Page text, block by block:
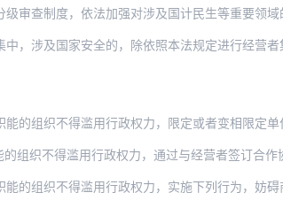
审查制度，依法加强对涉及国计民生等重要领域
国家安全的，除依照本法规定进行经营者集中审查外
不得滥用行政权力，限定或者变相限定单位或者个人
行政权力，通过与经营者签订合作协议、备忘录等方式，妨碍
的组织不得滥用行政权力，实施下列行为，妨